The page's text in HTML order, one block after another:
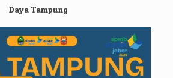
Daya Tampung